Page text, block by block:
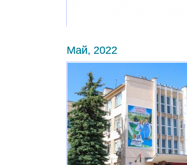
Май, 2022